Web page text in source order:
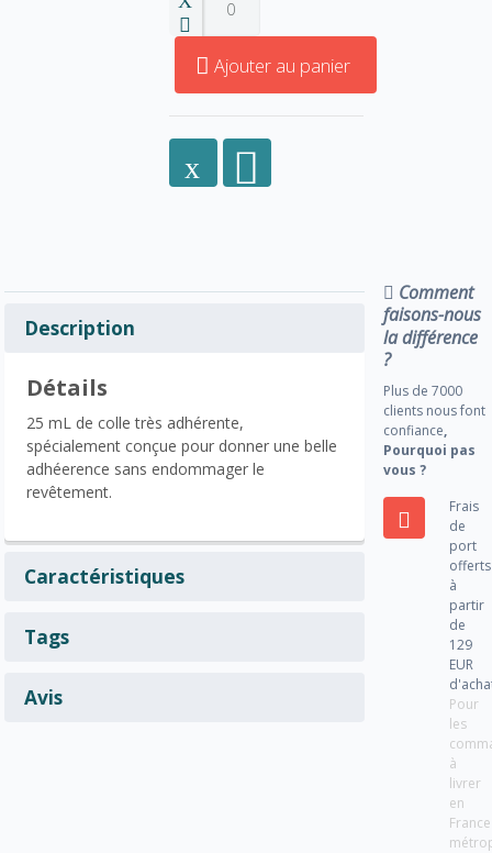
Ajouter au panier
Description
Détails
25 mL de colle très adhérente,
spécialement conçue pour donner une belle
adhéerence sans endommager le
revêtement.
Caractéristiques
Tags
Avis
Comment
faisons-nous
la différence
?
Plus de 7000
clients nous font
confiance,
Pourquoi pas
vous ?
Frais
de
port
offerts
à
partir
de
129
EUR
Pour
les
à
livrer
en
France